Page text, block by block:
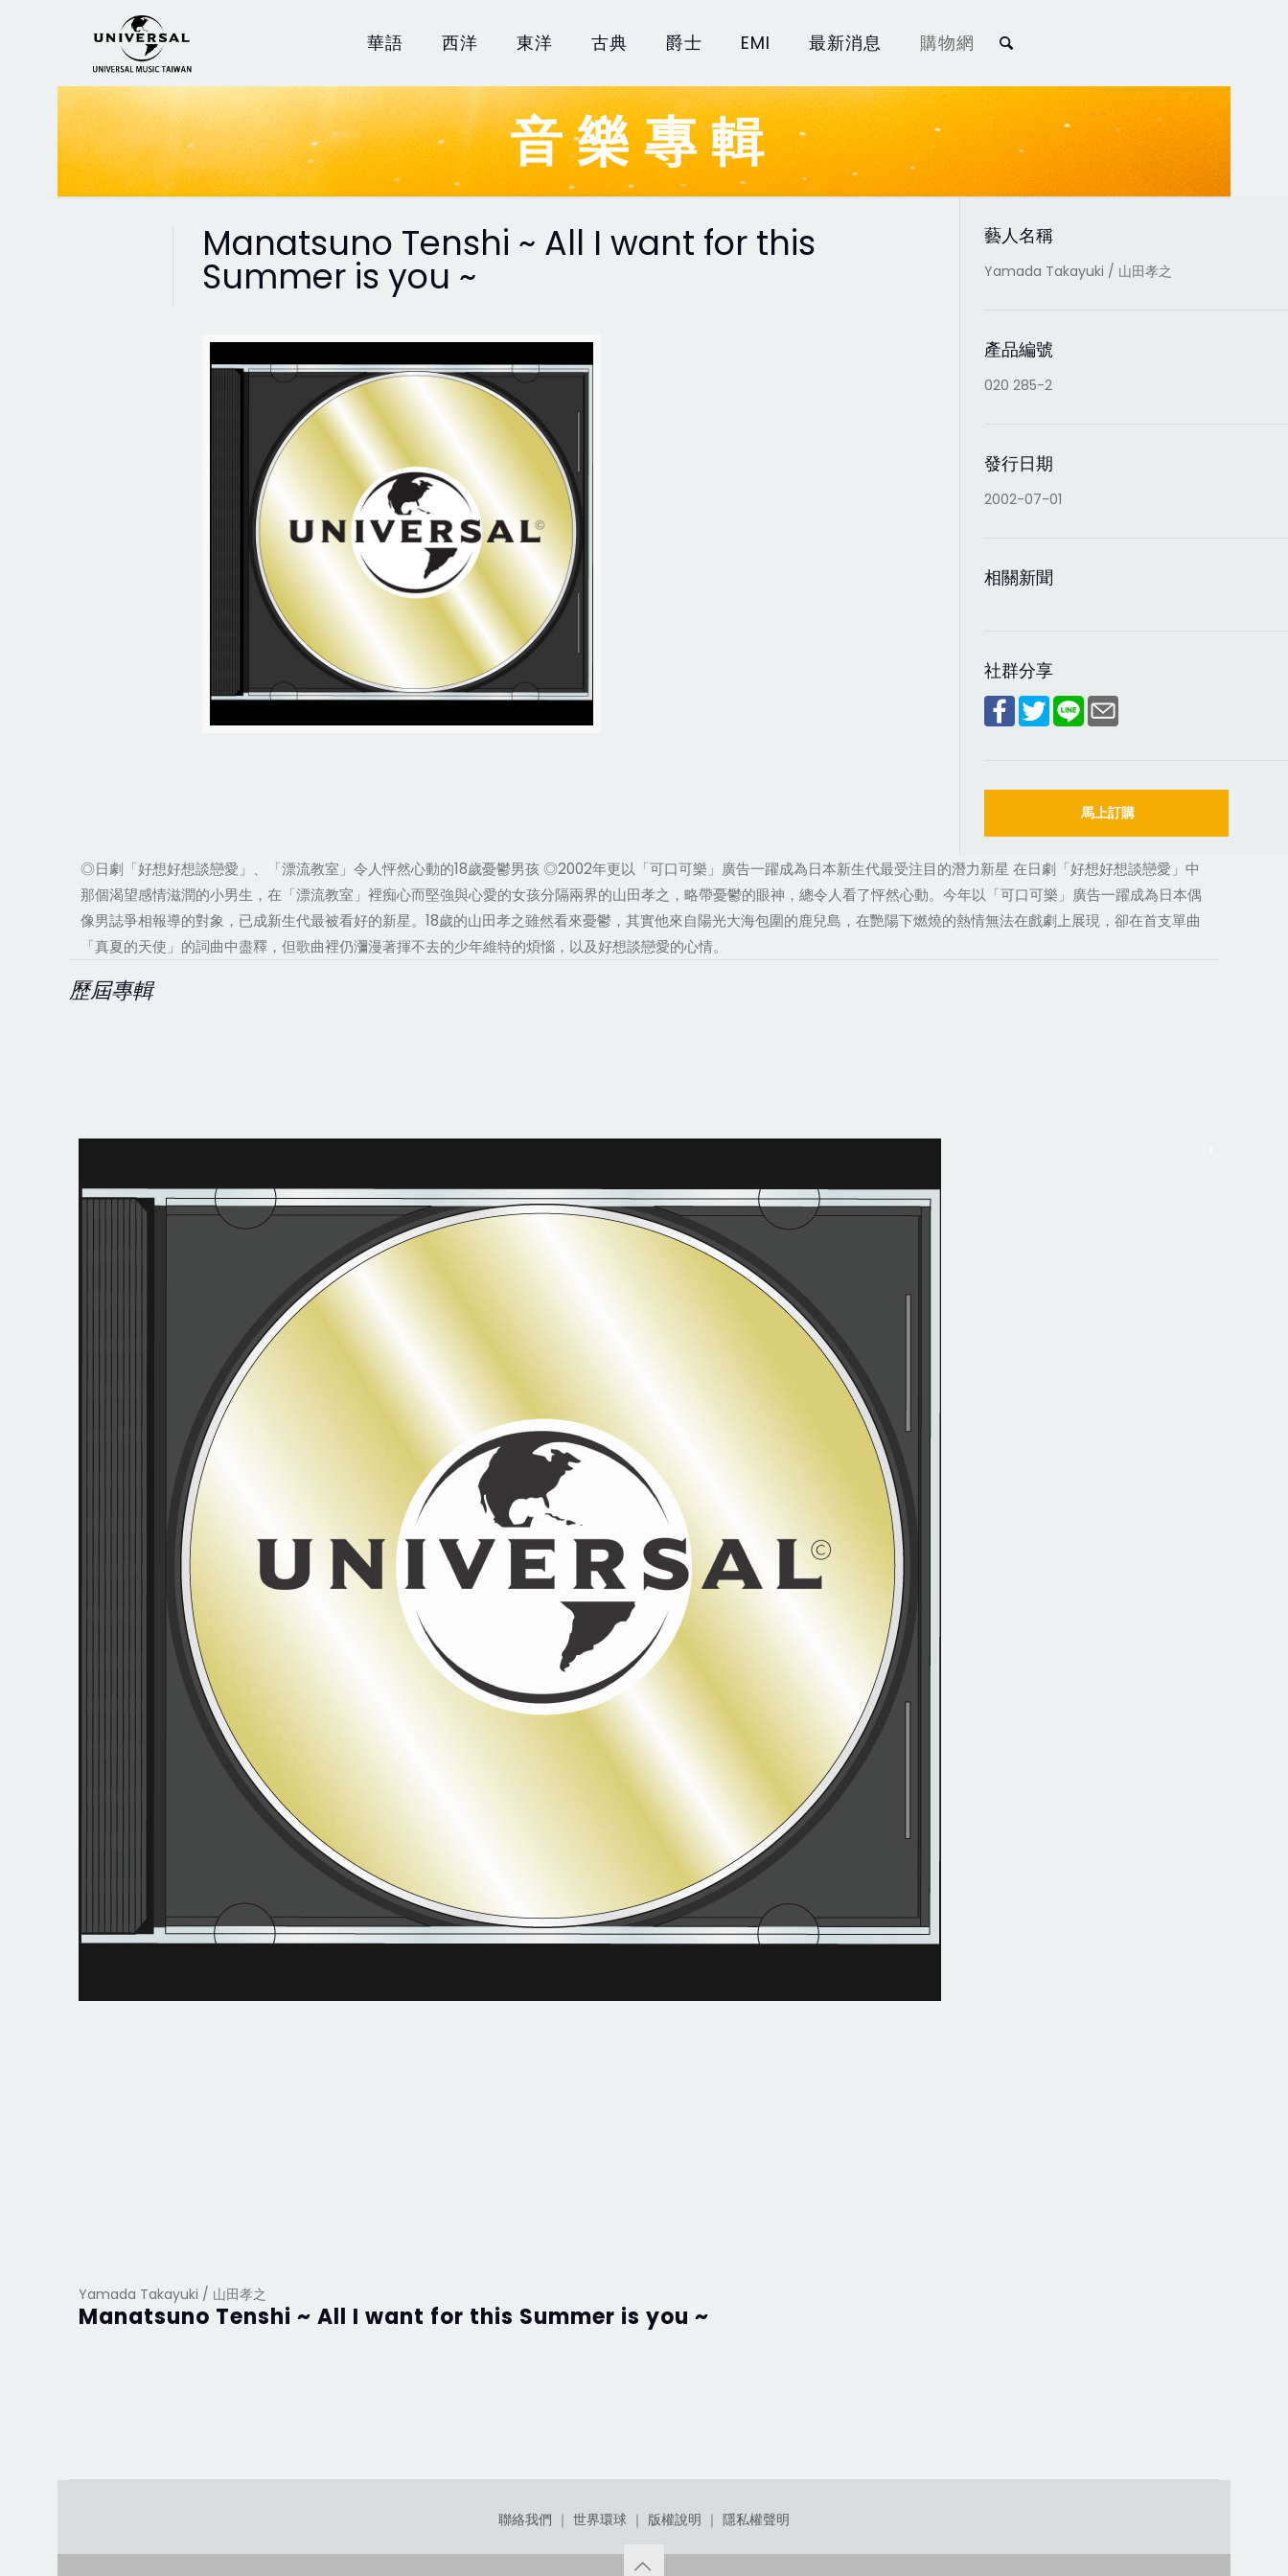
華語 西洋 東洋 古典 爵士 EMI 最新消息 購物網
音樂專輯
Manatsuno Tenshi ~ All I want for this
Summer is you ~
藝人名稱
Yamada Takayuki / 山田孝之
產品編號
020 285-2
發行日期
2002-07-01
相關新聞
社群分享
馬上訂購
◎日劇「好想好想談戀愛」、「漂流教室」令人怦然心動的18歲憂鬱男孩 ◎2002年更以「可口可樂」廣告一躍成為日本新生代最受注目的潛力新星 在日劇「好想好想談戀愛」中
那個渴望感情滋潤的小男生，在「漂流教室」裡痴心而堅強與心愛的女孩分隔兩界的山田孝之，略帶憂鬱的眼神，總令人看了怦然心動。今年以「可口可樂」廣告一躍成為日本偶
像男誌爭相報導的對象，已成新生代最被看好的新星。18歲的山田孝之雖然看來憂鬱，其實他來自陽光大海包圍的鹿兒島，在艷陽下燃燒的熱情無法在戲劇上展現，卻在首支單曲
「真夏的天使」的詞曲中盡釋，但歌曲裡仍瀰漫著揮不去的少年維特的煩惱，以及好想談戀愛的心情。
歷屆專輯
Yamada Takayuki / 山田孝之
Manatsuno Tenshi ~ All I want for this Summer is you ~
聯絡我們 ｜ 世界環球｜ 版權說明 ｜ 隱私權聲明